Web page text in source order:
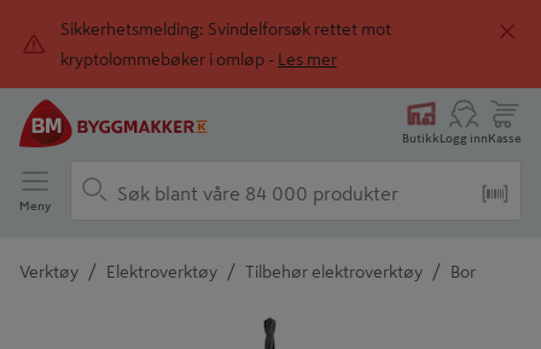
Sikkerhetsmelding: Svindelforsøk rettet mot
kryptolommebøker i omløp -
Les mer
ButikkLogg innKasse
Meny
Verktøy / Elektroverktøy / Tilbehør elektroverktøy / Bor
Detaljert beskrivelse finnes i produktbeskrivelsen